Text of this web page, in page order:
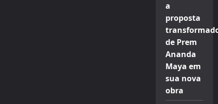
a
proposta
de Prem
Ananda
Maya em
sua nova
obra